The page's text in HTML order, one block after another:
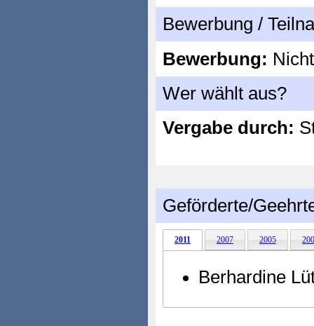
Bewerbung /
Bewerbung:
Wer wählt aus?
Vergabe durch:
Geförderte/
2011 2007 2005
Berhardine